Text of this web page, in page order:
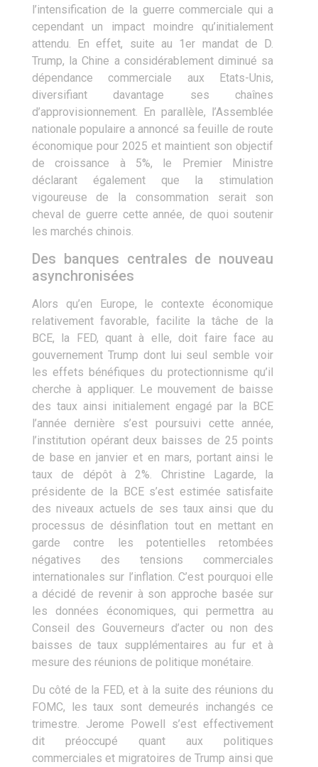
l’intensification de la guerre commerciale qui a
cependant un impact moindre qu’initialement
attendu. En effet, suite au 1er mandat de D.
Trump, la Chine a considérablement diminué sa
dépendance commerciale aux Etats-Unis,
diversifiant davantage ses chaînes
d’approvisionnement. En parallèle, l’Assemblée
nationale populaire a annoncé sa feuille de route
économique pour 2025 et maintient son objectif
de croissance à 5%, le Premier Ministre
déclarant également que la stimulation
vigoureuse de la consommation serait son
cheval de guerre cette année, de quoi soutenir
les marchés chinois.
Des banques centrales de nouveau
asynchronisées
Alors qu’en Europe, le contexte économique
relativement favorable, facilite la tâche de la
BCE, la FED, quant à elle, doit faire face au
gouvernement Trump dont lui seul semble voir
les effets bénéfiques du protectionnisme qu’il
cherche à appliquer. Le mouvement de baisse
des taux ainsi initialement engagé par la BCE
l’année dernière s’est poursuivi cette année,
l’institution opérant deux baisses de 25 points
de base en janvier et en mars, portant ainsi le
taux de dépôt à 2%. Christine Lagarde, la
présidente de la BCE s’est estimée satisfaite
des niveaux actuels de ses taux ainsi que du
processus de désinflation tout en mettant en
garde contre les potentielles retombées
négatives des tensions commerciales
internationales sur l’inflation. C’est pourquoi elle
a décidé de revenir à son approche basée sur
les données économiques, qui permettra au
Conseil des Gouverneurs d’acter ou non des
baisses de taux supplémentaires au fur et à
mesure des réunions de politique monétaire.
Du côté de la FED, et à la suite des réunions du
FOMC, les taux sont demeurés inchangés ce
trimestre. Jerome Powell s’est effectivement
dit préoccupé quant aux politiques
commerciales et migratoires de Trump ainsi que